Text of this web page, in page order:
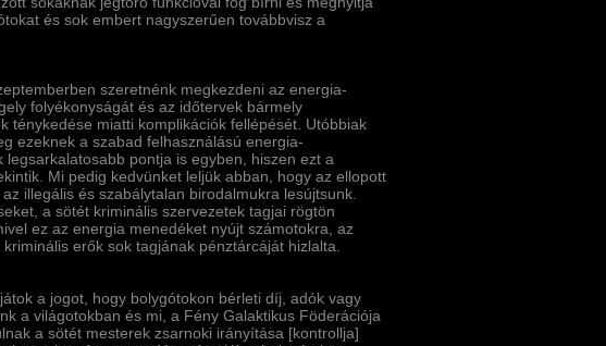
és sok embert nagyszerűen továbbvisz a
szeretnénk megkezdeni az energia-
folyékonyságát és az időtervek bármely
ténykedése miatti komplikációk fellépését. Utóbbiak
ezeknek a szabad felhasználású energia-
pontja is egyben, hiszen ezt a
Mi pedig kedvünket leljük abban, hogy az ellopott
illegális és szabálytalan birodalmukra lesújtsunk.
a sötét kriminális szervezetek tagjai rögtön
ez az energia menedéket nyújt számotokra, az
erők sok tagjának pénztárcáját hizlalta.
a jogot, hogy bolygótokon bérleti dí­j, adók vagy
a világotokban és mi, a Fény Galaktikus Föderációja
a sötét mesterek zsarnoki irányí­tása [kontrollja]